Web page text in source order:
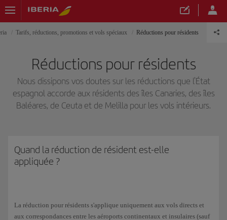
Tarifs, réductions, promotions et vols spéciaux Réductions pour résidents
Réductions pour résidents
Nous dissipons vos doutes sur les réductions que l'État
espagnol accorde aux résidents des îles Canaries, des îles
Baléares, de Ceuta et de Melilla pour les vols intérieurs.
Quand la réduction de résident est-elle
appliquée ?
La réduction pour résidents s'applique uniquement aux vols directs et
aux correspondances entre les aéroports continentaux et insulaires (sauf